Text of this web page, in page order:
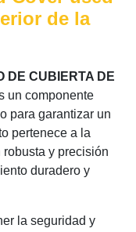
de la
DE CUBIERTA DE
un componente
para garantizar un
pertenece a la
y precisión
duradero y
la seguridad y